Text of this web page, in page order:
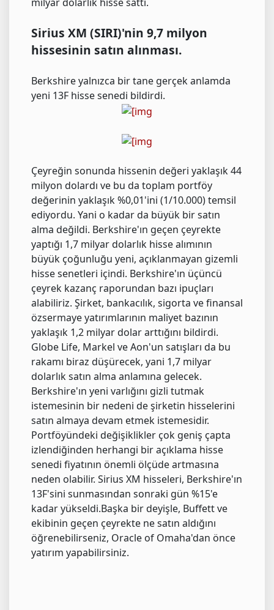
Sirius XM (SIRI)'nin 9,7 milyon
hissesinin satın alınması.
Berkshire yalnızca bir tane gerçek anlamda
yeni 13F hisse senedi bildirdi.
Çeyreğin sonunda hissenin değeri yaklaşık 44
milyon dolardı ve bu da toplam portföy
değerinin yaklaşık %0,01'ini (1/10.000) temsil
ediyordu. Yani o kadar da büyük bir satın
alma değildi. Berkshire'ın geçen çeyrekte
yaptığı 1,7 milyar dolarlık hisse alımının
büyük çoğunluğu yeni, açıklanmayan gizemli
hisse senetleri içindi. Berkshire'ın üçüncü
çeyrek kazanç raporundan bazı ipuçları
alabiliriz. Şirket, bankacılık, sigorta ve finansal
özsermaye yatırımlarının maliyet bazının
yaklaşık 1,2 milyar dolar arttığını bildirdi.
Globe Life, Markel ve Aon'un satışları da bu
rakamı biraz düşürecek, yani 1,7 milyar
dolarlık satın alma anlamına gelecek.
Berkshire'ın yeni varlığını gizli tutmak
istemesinin bir nedeni de şirketin hisselerini
satın almaya devam etmek istemesidir.
Portföyündeki değişiklikler çok geniş çapta
izlendiğinden herhangi bir açıklama hisse
senedi fiyatının önemli ölçüde artmasına
neden olabilir. Sirius XM hisseleri, Berkshire'ın
13F'sini sunmasından sonraki gün %15'e
kadar yükseldi.Başka bir deyişle, Buffett ve
ekibinin geçen çeyrekte ne satın aldığını
öğrenebilirseniz, Oracle of Omaha'dan önce
yatırım yapabilirsiniz.